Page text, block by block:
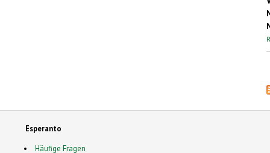
Esperanto
Häufige Fragen